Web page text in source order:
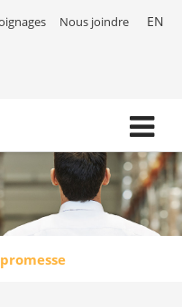
EN
Nous joindre